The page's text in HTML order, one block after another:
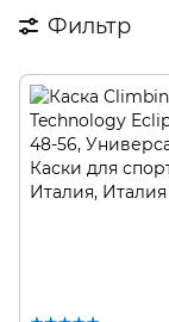
Фильтр